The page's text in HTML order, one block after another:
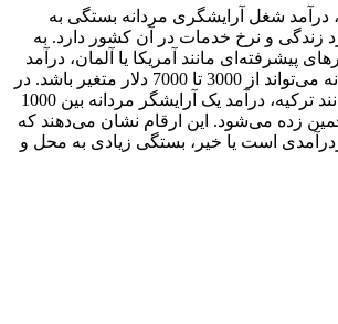
شغل آرایشگری مردانه بستگی به
زندگی و نرخ خدمات در آن کشور دارد. به
پیشرفته‌ای مانند آمریکا یا آلمان، درآمد
ماهیانه آرایشگر مردانه می‌تواند از 3000 تا 7000 دلار متغیر باشد. در
کشورهای همسایه مانند ترکیه، درآمد یک آرایشگر مردانه بین 1000
ماه تخمین زده می‌شود. این ارقام نشان می‌دهند که
است یا خیر، بستگی زیادی به محل و